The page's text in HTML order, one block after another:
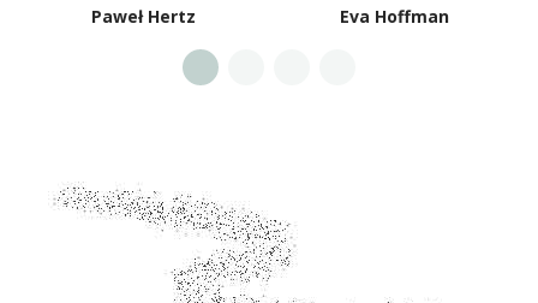
Paweł Hertz Eva Hoffman